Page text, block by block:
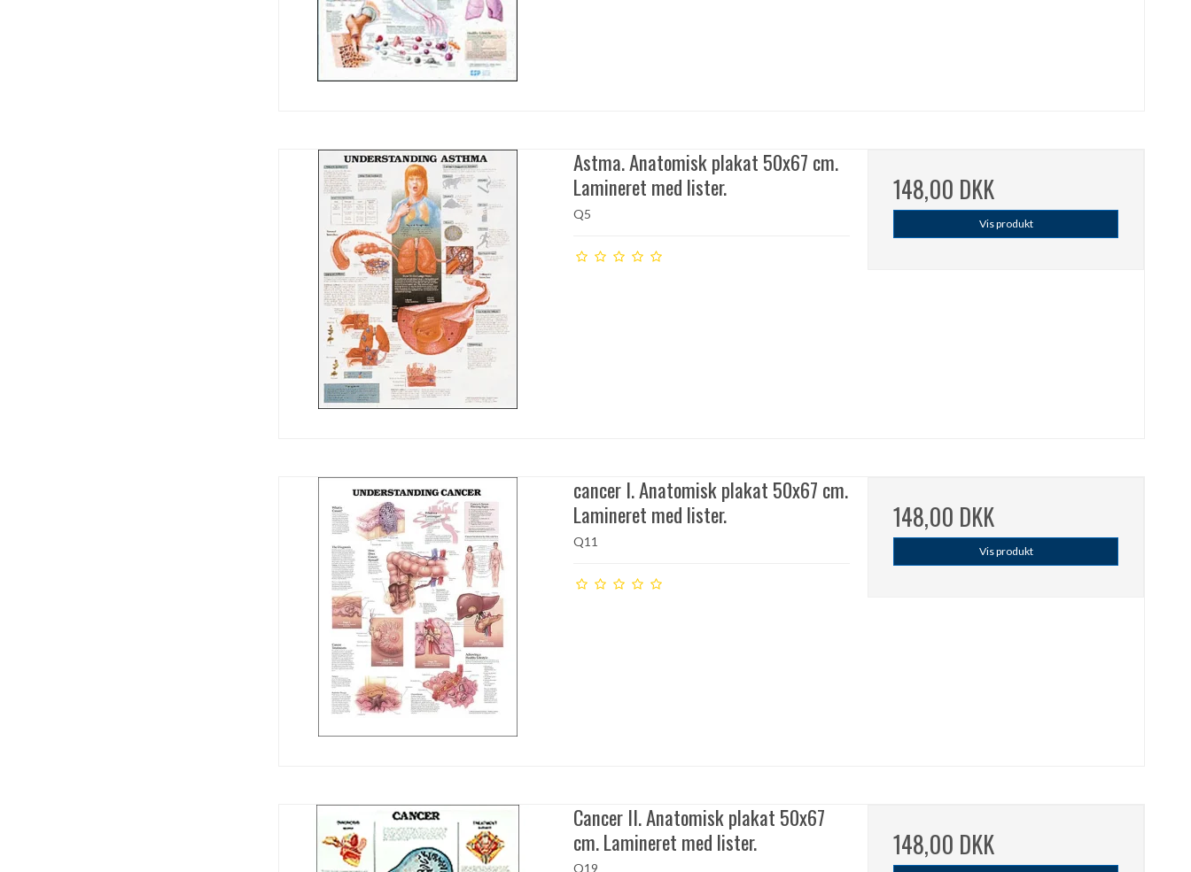
Astma. Anatomisk plakat 50x67 cm.
Lamineret med lister.
Q5
148,00 DKK
Vis produkt
cancer I. Anatomisk plakat 50x67 cm.
Lamineret med lister.
Q11
148,00 DKK
Vis produkt
Cancer II. Anatomisk plakat 50x67
cm. Lamineret med lister.
Q19
148,00 DKK